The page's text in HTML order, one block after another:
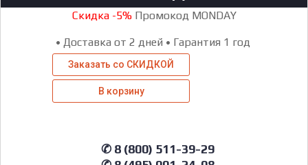
Скидка -5%Промокод MONDAY
• Доставка от 2 дней • Гарантия 1 год
Заказать со СКИДКОЙ
В корзину
✆ 8 (800) 511-39-29